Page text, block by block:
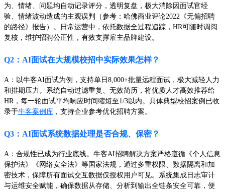
为、情绪、问题均自动记录评分，透明复盘，极大消除因面试官经
验、情绪波动造成的主观误判（参考：哈佛商业评论2022《无偏招聘
的路径》报告）。日常运营中，依托数据全过程追踪，HR可随时调阅
复核，维护招聘公正性，有效支撑雇主品牌建设。
Q2：AI面试在大规模校招中实际效果怎样？
A：以牛客AI面试为例，支持单日8,000+批量远程面试，极大减轻人力
和排期压力。系统自动过滤重复、无效简历，将优质人才高效推荐给
HR，每一轮面试平均响应时间缩短至1/3以内。具体典型校招案例已收
录于牛客案例库 ，支持企业参考优化招聘方案。
Q3：AI面试系统数据处理是否合规、保密？
A：合规性已成为行业底线。牛客AI招聘解决方案严格遵循《个人信息
保护法》《网络安全法》等国家法规，通过多重权限、数据隔离和加
密技术，保障所有面试交互数据仅授权用户可见。系统集成日志审计
与运维安全赋能，确保数据从存储、分析到输出全链条安全可靠，便